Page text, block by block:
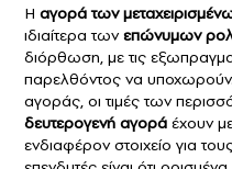
Η αγορά των
ιδιαίτερα τωνεπώνυμων
διόρθωση, με τις
παρελθόντος να
αγοράς, οι τιμές των
δευτερογενή αγορά έχουν
ενδιαφέρον στοιχείο για